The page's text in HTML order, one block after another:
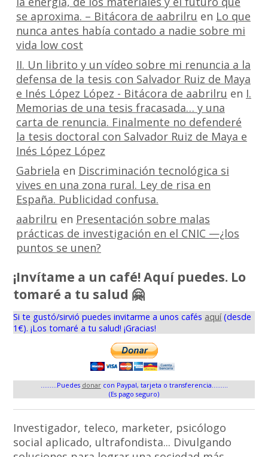
se aproxima. – Bitácora de aabrilru en Lo que
nunca antes había contado a nadie sobre mi
vida low cost
II. Un librito y un vídeo sobre mi renuncia a la
defensa de la tesis con Salvador Ruiz de Maya
e Inés López López - Bitácora de aabrilru en I.
Memorias de una tesis fracasada… y una
carta de renuncia. Finalmente no defenderé
la tesis doctoral con Salvador Ruiz de Maya e
Inés López López
Gabriela en Discriminación tecnológica si
vives en una zona rural. Ley de risa en
España. Publicidad confusa.
aabrilru en Presentación sobre malas
prácticas de investigación en el CNIC —¿los
puntos se unen?
¡Invítame a un café! Aquí puedes. Lo
tomaré a tu salud 🤗
Si te gustó/sirvió puedes invitarme a unos cafés aquí(desde
1€). ¡Los tomaré a tu salud! ¡Gracias!
.........Puedes donarcon Paypal, tarjeta o transferencia.........
(Es pago seguro)
Investigador, teleco, marketer, psicólogo
social aplicado, ultrafondista... Divulgando